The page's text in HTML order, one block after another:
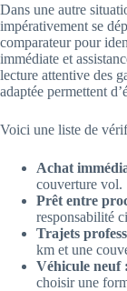
Dans une autre
impérativement se
comparateur pour
immédiate et
lecture attentive des
adaptée permettent
Voici une liste de
Achat
couverture vol.
Prêt entre
responsabilité
Trajets
km et une
Véhicule neuf :
choisir une